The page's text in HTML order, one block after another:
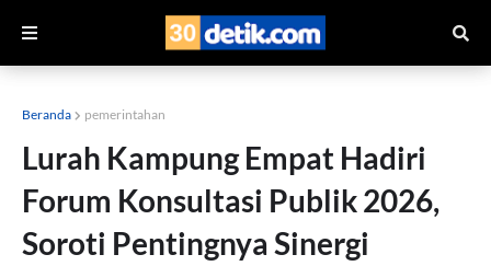
Beranda pemerintahan
Lurah Kampung Empat Hadiri
Forum Konsultasi Publik 2026,
Soroti Pentingnya Sinergi